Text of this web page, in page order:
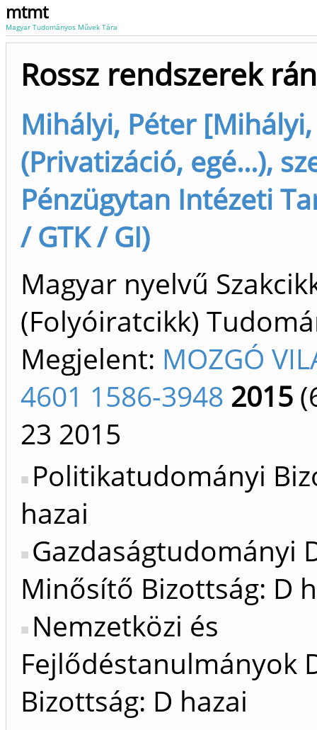
mtmt
Magyar Tudományos Művek Tára
Rossz rendszerek
Mihályi, Péter
(Privatizáció, egé...),
Pénzügytan Intézeti
/ GTK / GI)
Magyar nyelvű
(Folyóiratcikk)
Megjelent: MOZGÓ
4601 1586-3948 2015
23 2015
Politikatudományi
hazai
Gazdaságtudományi
Minősítő Bizottság: D
Nemzetközi és
Fejlődéstanulmányok
Bizottság: D hazai